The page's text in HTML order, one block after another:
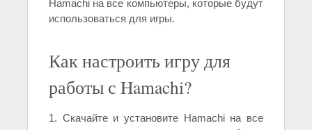
Hamachi на все компьютеры, которые будут
использоваться для игры.
Как настроить игру для
работы с Hamachi?
1. Скачайте и установите Hamachi на все